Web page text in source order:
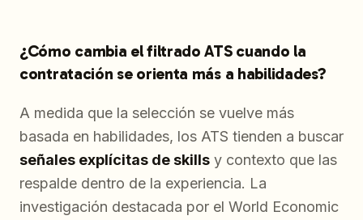
¿Cómo cambia el filtrado ATS cuando la
contratación se orienta más a habilidades?
A medida que la selección se vuelve más
basada en habilidades, los ATS tienden a buscar
señales explícitas de skills y contexto que las
respalde dentro de la experiencia. La
investigación destacada por el World Economic